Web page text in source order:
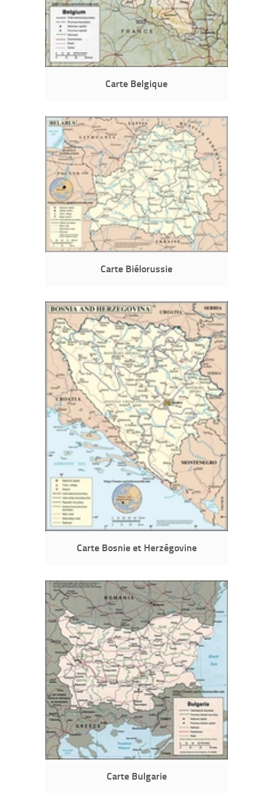
Carte Belgique
Carte Biélorussie
Carte Bosnie et Herzégovine
Carte Bulgarie